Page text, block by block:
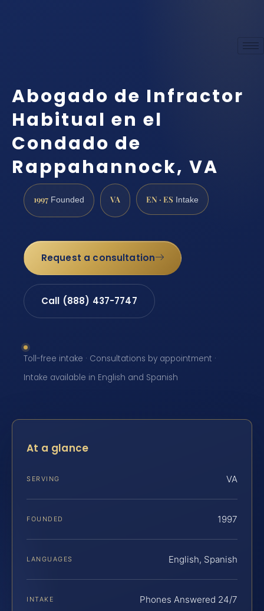
Abogado de Infractor
Habitual en el
Condado de
Rappahannock, VA
1997 Founded VA EN · ES Intake
Request a consultation
Call (888) 437-7747
Toll-free intake · Consultations by appointment ·
Intake available in English and Spanish
At a glance
SERVING VA
FOUNDED 1997
LANGUAGES English, Spanish
INTAKE Phones Answered 24/7